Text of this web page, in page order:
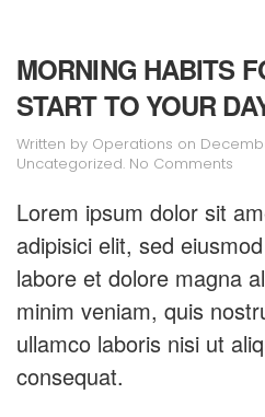
MORNING HABITS
START TO YOUR
Written by Operations on
Uncategorized. No Comments
for
a
Start
Your
Day
Lorem ipsum dolor sit
adipisici elit, sed
labore et dolore magna
minim veniam, quis
ullamco laboris nisi ut
consequat.